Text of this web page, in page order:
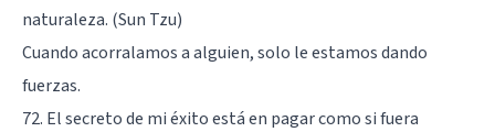
naturaleza. (Sun Tzu)
Cuando acorralamos a alguien, solo le estamos dando
fuerzas.
72. El secreto de mi éxito está en pagar como si fuera